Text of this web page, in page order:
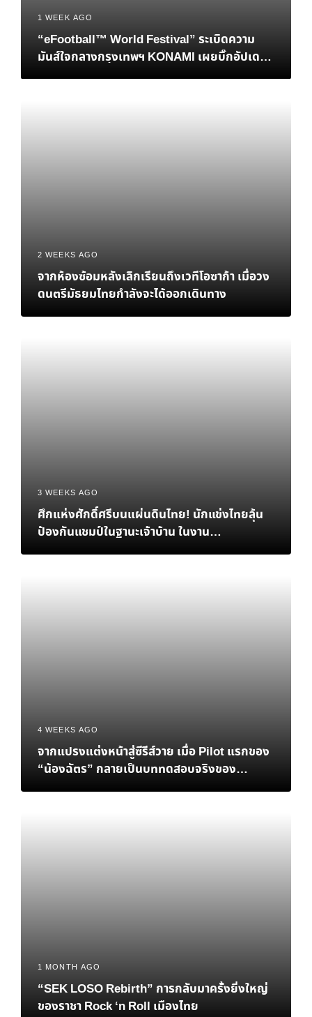
1 WEEK AGO
“eFootball™ World Festival” ระเบิดความ
มันส์ใจกลางกรุงเทพฯ KONAMI เผยบิ๊กอัปเดต
เอาใจแฟนบอลชาวไทย พร้อมปิดฉากศึกชิงแชมป์
2 WEEKS AGO
จากห้องซ้อมหลังเลิกเรียนถึงเวทีโอซาก้า เมื่อวง
ดนตรีมัธยมไทยกำลังจะได้ออกเดินทาง
3 WEEKS AGO
ศึกแห่งศักดิ์ศรีบนแผ่นดินไทย! นักแข่งไทยลุ้น
ป้องกันแชมป์ในฐานะเจ้าบ้าน ในงาน
4 WEEKS AGO
จากแปรงแต่งหน้าสู่ซีรีส์วาย เมื่อ Pilot แรกของ
“น้องฉัตร” กลายเป็นบททดสอบจริงของ
1 MONTH AGO
“SEK LOSO Rebirth” การกลับมาครั้งยิ่งใหญ่
ของราชา Rock ‘n Roll เมืองไทย